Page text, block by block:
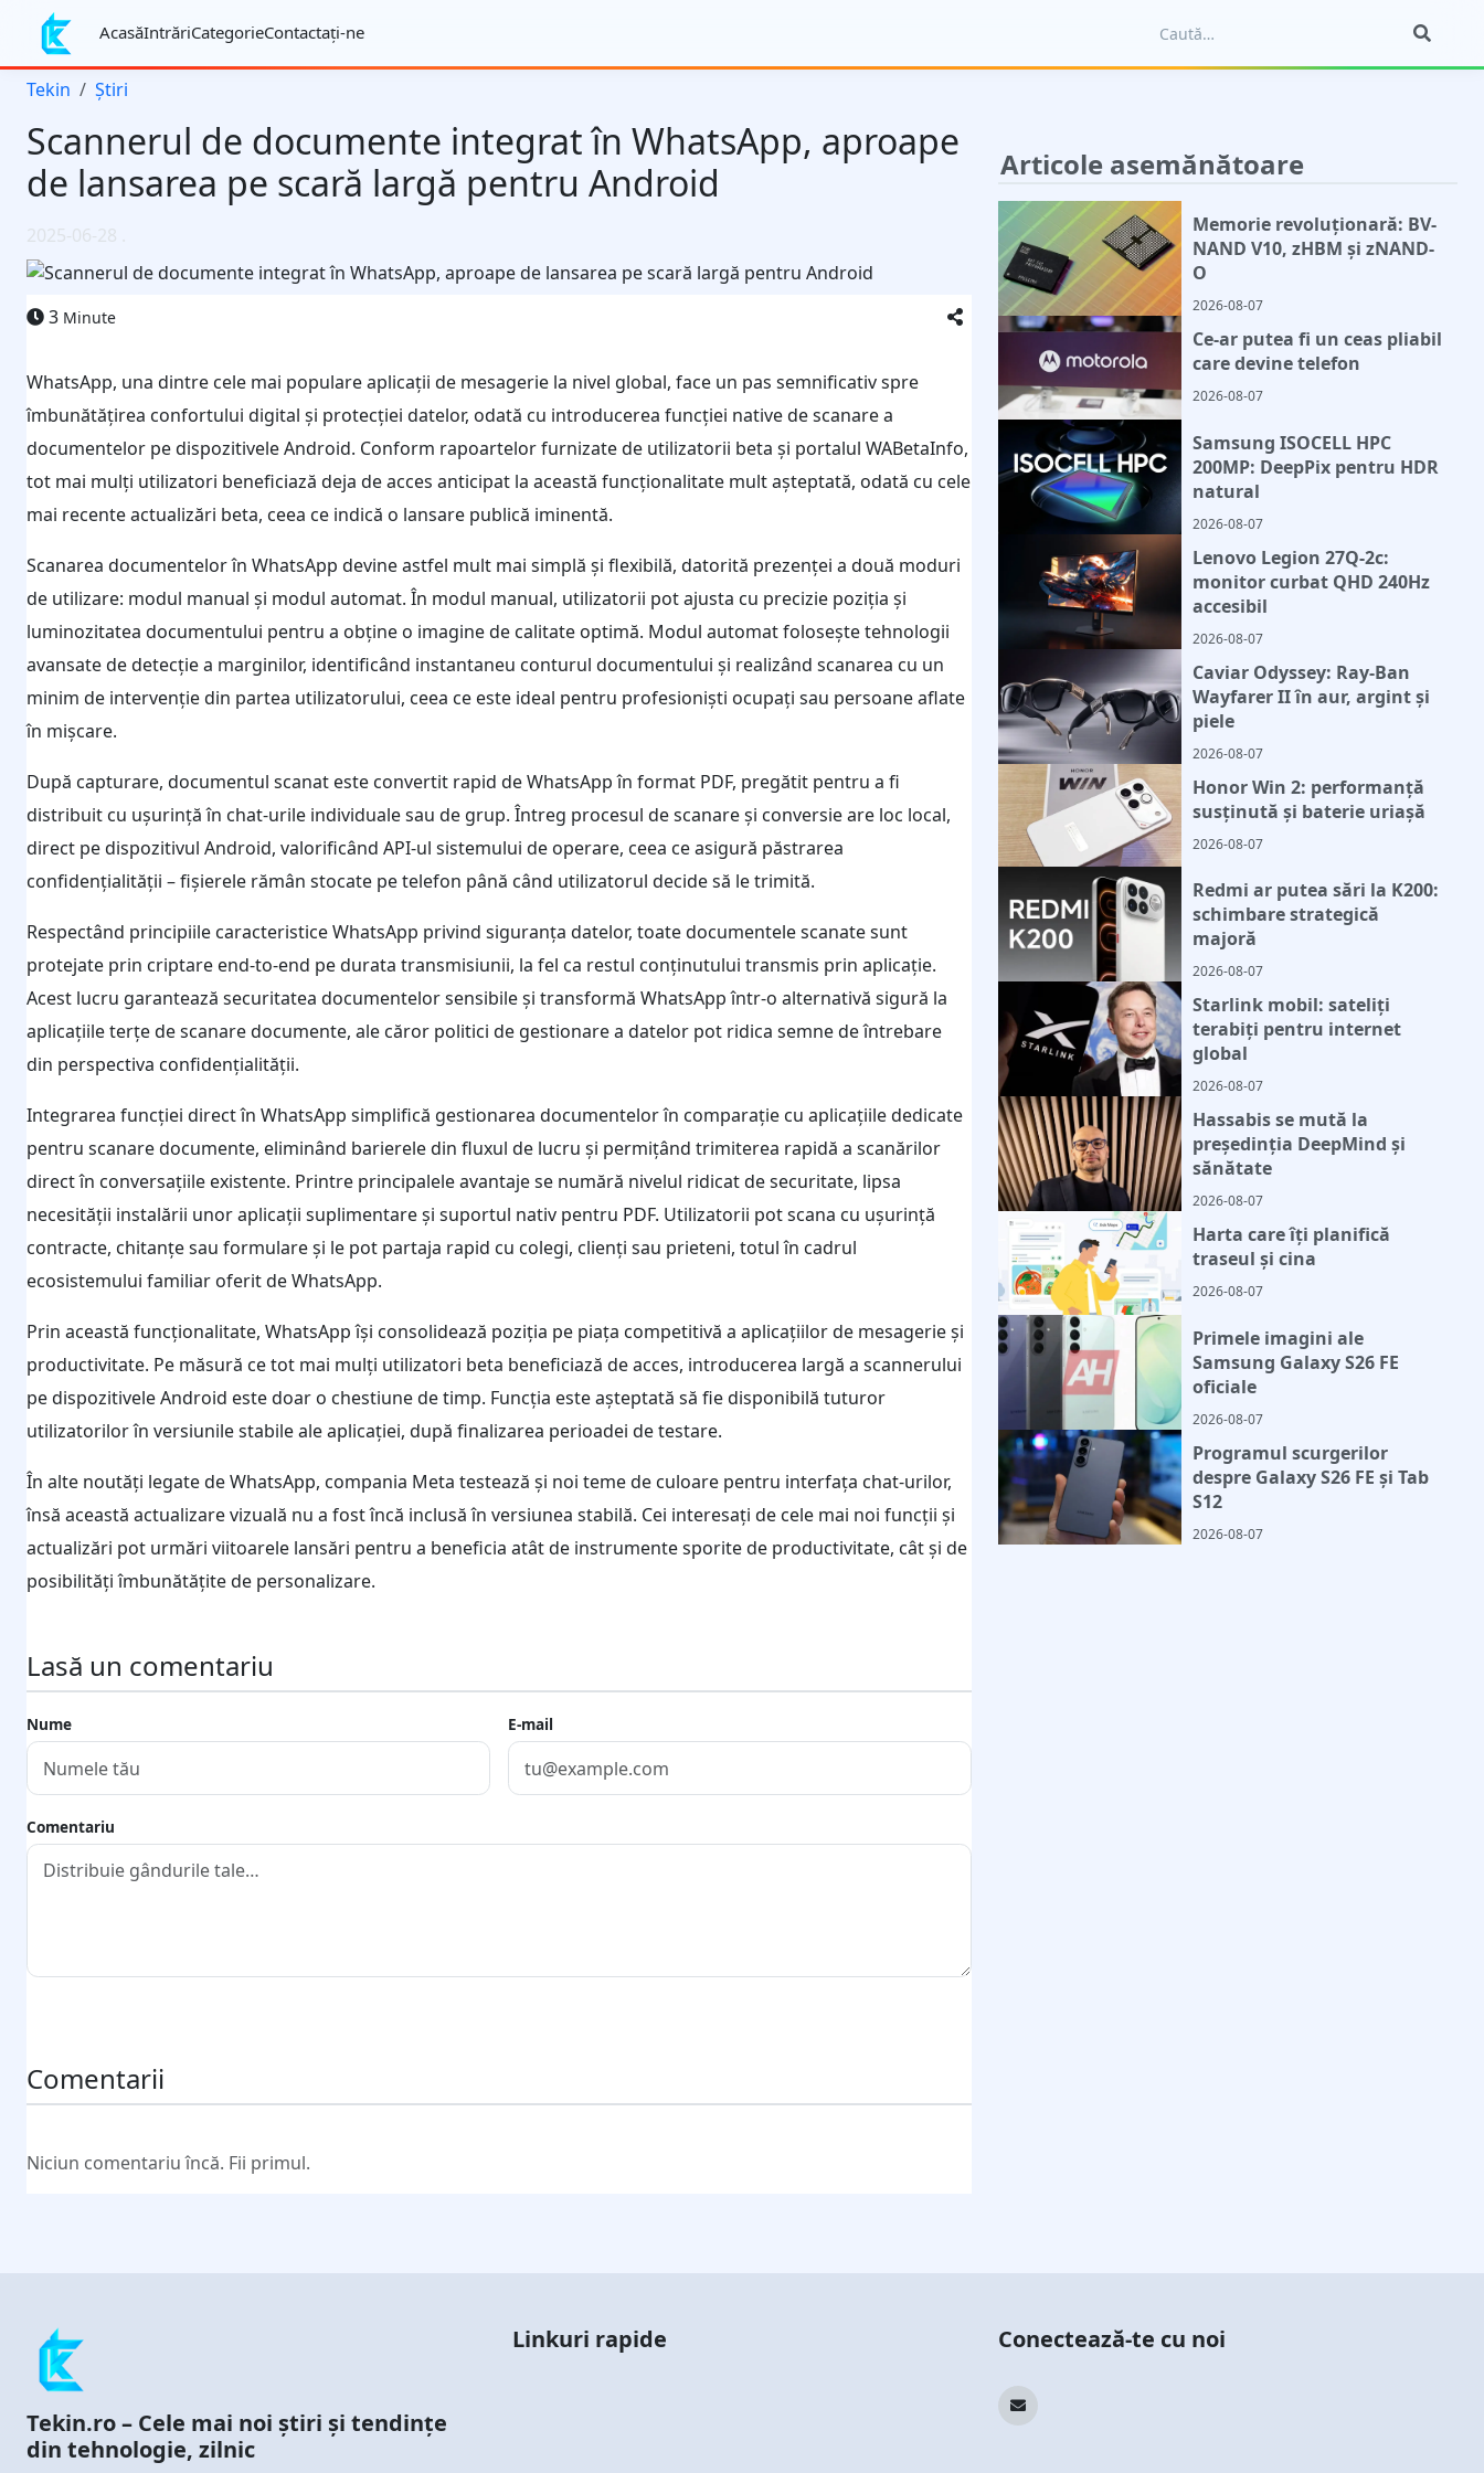
AcasăIntrăriCategorieContactaţi-ne
Tekin Știri
Scannerul de documente integrat în WhatsApp, aproape
de lansarea pe scară largă pentru Android
2025-06-28 .
3 Minute
WhatsApp, una dintre cele mai populare aplicații de mesagerie la nivel global, face un pas semnificativ spre
îmbunătățirea confortului digital și protecției datelor, odată cu introducerea funcției native de scanare a
documentelor pe dispozitivele Android. Conform rapoartelor furnizate de utilizatorii beta și portalul WABetaInfo,
tot mai mulți utilizatori beneficiază deja de acces anticipat la această funcționalitate mult așteptată, odată cu cele
mai recente actualizări beta, ceea ce indică o lansare publică iminentă.
Scanarea documentelor în WhatsApp devine astfel mult mai simplă și flexibilă, datorită prezenței a două moduri
de utilizare: modul manual și modul automat. În modul manual, utilizatorii pot ajusta cu precizie poziția și
luminozitatea documentului pentru a obține o imagine de calitate optimă. Modul automat folosește tehnologii
avansate de detecție a marginilor, identificând instantaneu conturul documentului și realizând scanarea cu un
minim de intervenție din partea utilizatorului, ceea ce este ideal pentru profesioniști ocupați sau persoane aflate
în mișcare.
După capturare, documentul scanat este convertit rapid de WhatsApp în format PDF, pregătit pentru a fi
distribuit cu ușurință în chat-urile individuale sau de grup. Întreg procesul de scanare și conversie are loc local,
direct pe dispozitivul Android, valorificând API-ul sistemului de operare, ceea ce asigură păstrarea
confidențialității – fișierele rămân stocate pe telefon până când utilizatorul decide să le trimită.
Respectând principiile caracteristice WhatsApp privind siguranța datelor, toate documentele scanate sunt
protejate prin criptare end-to-end pe durata transmisiunii, la fel ca restul conținutului transmis prin aplicație.
Acest lucru garantează securitatea documentelor sensibile și transformă WhatsApp într-o alternativă sigură la
aplicațiile terțe de scanare documente, ale căror politici de gestionare a datelor pot ridica semne de întrebare
din perspectiva confidențialității.
Integrarea funcției direct în WhatsApp simplifică gestionarea documentelor în comparație cu aplicațiile dedicate
pentru scanare documente, eliminând barierele din fluxul de lucru și permițând trimiterea rapidă a scanărilor
direct în conversațiile existente. Printre principalele avantaje se numără nivelul ridicat de securitate, lipsa
necesității instalării unor aplicații suplimentare și suportul nativ pentru PDF. Utilizatorii pot scana cu ușurință
contracte, chitanțe sau formulare și le pot partaja rapid cu colegi, clienți sau prieteni, totul în cadrul
ecosistemului familiar oferit de WhatsApp.
Prin această funcționalitate, WhatsApp își consolidează poziția pe piața competitivă a aplicațiilor de mesagerie și
productivitate. Pe măsură ce tot mai mulți utilizatori beta beneficiază de acces, introducerea largă a scannerului
pe dispozitivele Android este doar o chestiune de timp. Funcția este așteptată să fie disponibilă tuturor
utilizatorilor în versiunile stabile ale aplicației, după finalizarea perioadei de testare.
În alte noutăți legate de WhatsApp, compania Meta testează și noi teme de culoare pentru interfața chat-urilor,
însă această actualizare vizuală nu a fost încă inclusă în versiunea stabilă. Cei interesați de cele mai noi funcții și
actualizări pot urmări viitoarele lansări pentru a beneficia atât de instrumente sporite de productivitate, cât și de
posibilități îmbunătățite de personalizare.
Lasă un comentariu
Nume E-mail
Comentariu
Comentarii
Niciun comentariu încă. Fii primul.
Articole asemănătoare
Memorie revoluționară: BV-
NAND V10, zHBM și zNAND-
O
2026-08-07
Ce-ar putea fi un ceas pliabil
care devine telefon
2026-08-07
Samsung ISOCELL HPC
200MP: DeepPix pentru HDR
natural
2026-08-07
Lenovo Legion 27Q-2c:
monitor curbat QHD 240Hz
accesibil
2026-08-07
Caviar Odyssey: Ray-Ban
Wayfarer II în aur, argint și
piele
2026-08-07
Honor Win 2: performanță
susținută și baterie uriașă
2026-08-07
Redmi ar putea sări la K200:
schimbare strategică
majoră
2026-08-07
Starlink mobil: sateliți
terabiți pentru internet
global
2026-08-07
Hassabis se mută la
președinția DeepMind și
sănătate
2026-08-07
Harta care îți planifică
traseul și cina
2026-08-07
Primele imagini ale
Samsung Galaxy S26 FE
oficiale
2026-08-07
Programul scurgerilor
despre Galaxy S26 FE și Tab
S12
2026-08-07
Tekin.ro – Cele mai noi știri și tendințe
din tehnologie, zilnic
Linkuri rapide Conectează-te cu noi